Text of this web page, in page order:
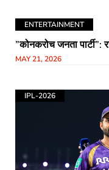
ENTERTAINMENT
​”कोनकरोच जनता पार्टी”:
MAY 21, 2026
IPL-2026